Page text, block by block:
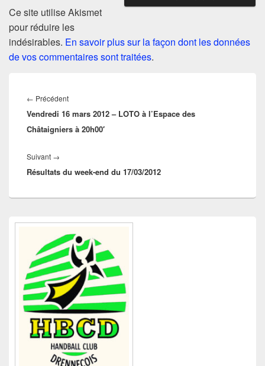
Ce site utilise Akismet
pour réduire les
indésirables. En savoir plus sur la façon dont les données
de vos commentaires sont traitées.
de
l’article
← PrécédentArticle
précédent :
Vendredi 16 mars 2012 – LOTO à l’Espace des
Châtaigniers à 20h00′
Suivant →
suivant :
Résultats du week-end du 17/03/2012
Zone
barre
latérale